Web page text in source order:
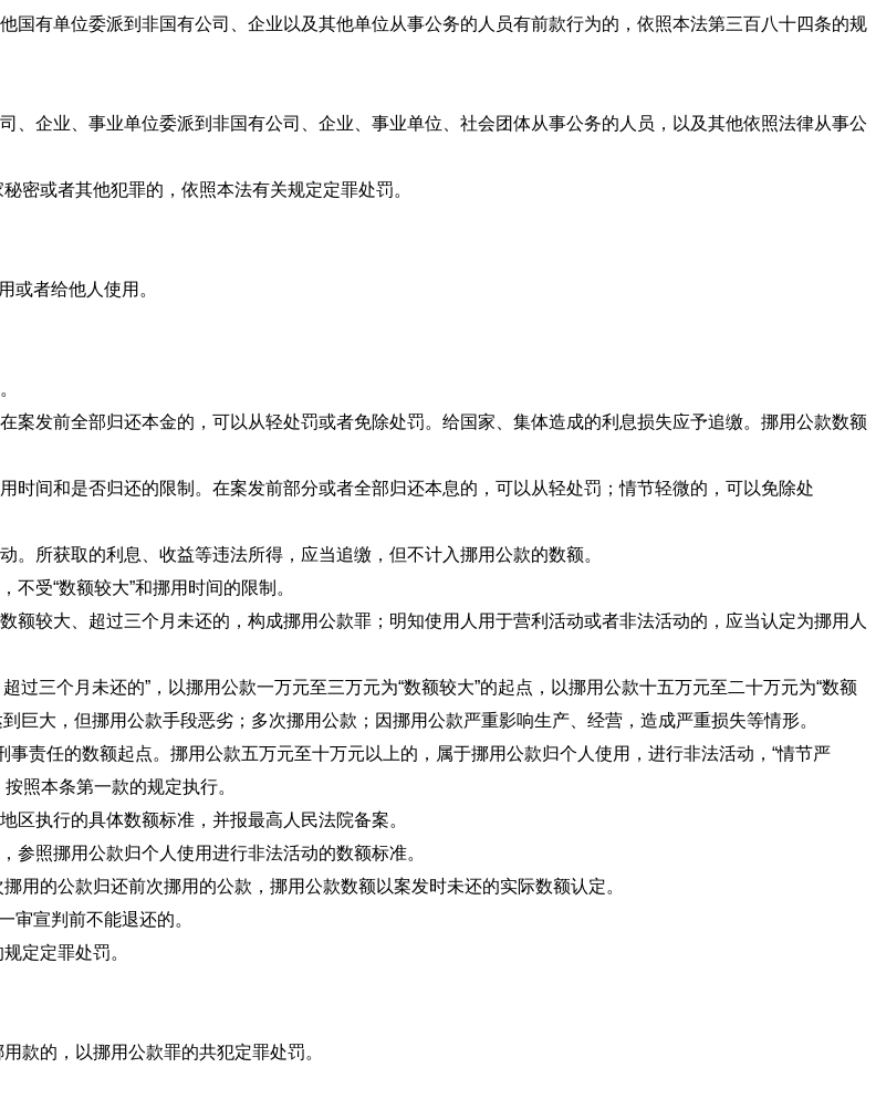
国有单位委派到非国有公司、企业以及其他单位从事公务的人员有前款行为的，依照本法第三百八十四条的规
员。
、企业、事业单位委派到非国有公司、企业、事业单位、社会团体从事公务的人员，以及其他依照法律从事公
密或者其他犯罪的，依照本法有关规定定罪处罚。
解释
或者给他人使用。
发前全部归还本金的，可以从轻处罚或者免除处罚。给国家、集体造成的利息损失应予追缴。挪用公款数额
时间和是否归还的限制。在案发前部分或者全部归还本息的，可以从轻处罚；情节轻微的，可以免除处
所获取的利息、收益等违法所得，应当追缴，但不计入挪用公款的数额。
受“数额较大”和挪用时间的限制。
较大、超过三个月未还的，构成挪用公款罪；明知使用人用于营利活动或者非法活动的，应当认定为挪用人
过三个月未还的”，以挪用公款一万元至三万元为“数额较大”的起点，以挪用公款十五万元至二十万元为“数额
巨大，但挪用公款手段恶劣；多次挪用公款；因挪用公款严重影响生产、经营，造成严重损失等情形。
责任的数额起点。挪用公款五万元至十万元以上的，属于挪用公款归个人使用，进行非法活动，“情节严
照本条第一款的规定执行。
执行的具体数额标准，并报最高人民法院备案。
照挪用公款归个人使用进行非法活动的数额标准。
并以后次挪用的公款归还前次挪用的公款，挪用公款数额以案发时未还的实际数额认定。
审宣判前不能退还的。
定定罪处罚。
款的，以挪用公款罪的共犯定罪处罚。